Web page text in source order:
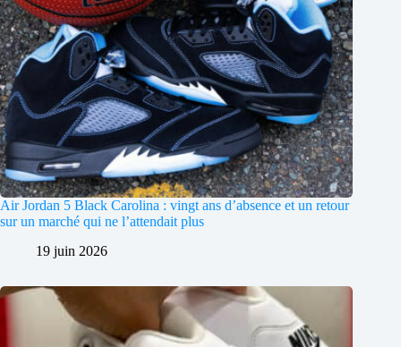
Air Jordan 5 Black Carolina : vingt ans d’absence et un retour
sur un marché qui ne l’attendait plus
19 juin 2026